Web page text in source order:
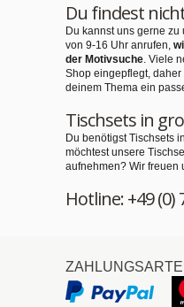
Du findest
Du kannst uns gerne
von 9-16 Uhr anrufen,
der Motivsuche. Viele
Shop eingepflegt,
deinem Thema ein
Tischsets in
Du benötigst Tischsets
möchtest unsere
aufnehmen? Wir freuen
Hotline: +49 (0)